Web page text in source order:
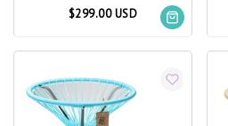
$299.00 USD